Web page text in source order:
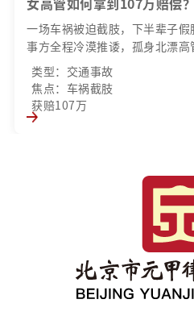
一场车祸被迫截肢，下半辈子
事方全程冷漠推诿，孤身北漂
偿？
类型：交通事故
焦点：车祸截肢
获赔107万